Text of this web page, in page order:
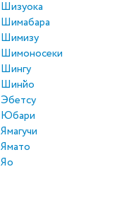
Шизуока
Шимабара
Шимизу
Шимоносеки
Шингу
Шинйо
Эбетсу
Юбари
Ямагучи
Ямато
Яо